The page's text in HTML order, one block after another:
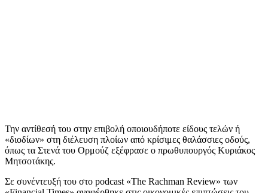
Την αντίθεσή του στην επιβολή οποιουδήποτε είδους τελών ή
«διοδίων» στη διέλευση πλοίων από κρίσιμες θαλάσσιες οδούς,
όπως τα Στενά του Ορμούζ εξέφρασε ο πρωθυπουργός Κυριάκος
Μητσοτάκης.
Σε συνέντευξή του στο podcast «The Rachman Review» των